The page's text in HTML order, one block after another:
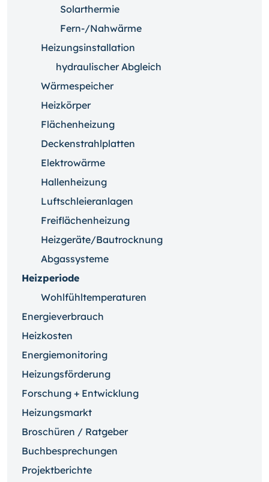
Solarthermie
Fern-/Nahwärme
Heizungsinstallation
hydraulischer Abgleich
Wärmespeicher
Heizkörper
Flächenheizung
Deckenstrahlplatten
Elektrowärme
Hallenheizung
Luftschleieranlagen
Freiflächenheizung
Heizgeräte/Bautrocknung
Abgassysteme
Heizperiode
Wohlfühltemperaturen
Energieverbrauch
Heizkosten
Energiemonitoring
Heizungsförderung
Forschung + Entwicklung
Heizungsmarkt
Broschüren / Ratgeber
Buchbesprechungen
Projektberichte